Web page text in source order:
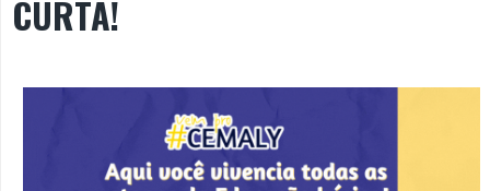
CURTA!